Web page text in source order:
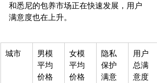
和悉尼的包养市场正在快速发展，用户
城市
男模
平均
价格
女模
平均
价格
隐私
保护
满意
用户
总满
意度